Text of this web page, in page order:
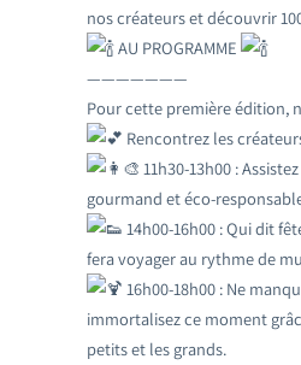
nos créateurs et découvrir
AU PROGRAMME
———————
Pour cette première édition,
Rencontrez les
11h30-13h00 :
gourmand et éco-
14h00-16h00 : Qui dit
fera voyager au rythme de
16h00-18h00 : Ne
immortalisez ce moment
petits et les grands.